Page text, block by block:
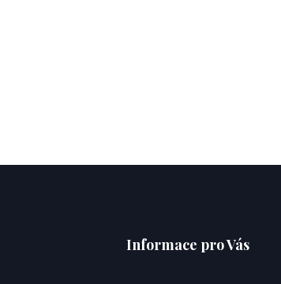
Informace pro Vás